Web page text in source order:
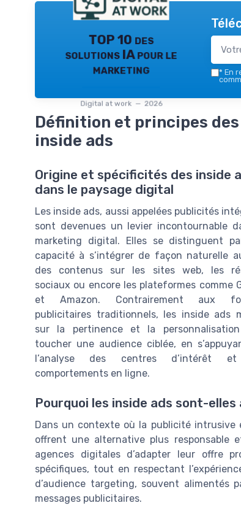
TOP 10 des
solutions IA pour le
marketing
Digital at work — 2026
* En
Définition et principes des
inside ads
Origine et spécificités des inside
dans le paysage digital
Les inside ads, aussi appelées publicités
sont devenues un levier incontournable
marketing digital. Elles se distinguent
capacité à s’intégrer de façon naturelle
des contenus sur les sites web, les
sociaux ou encore les plateformes comme
et Amazon. Contrairement aux
publicitaires traditionnels, les inside ads
sur la pertinence et la
toucher une audience ciblée, en
l’analyse des centres d’intérêt
comportements en ligne.
Pourquoi les inside ads sont-
Dans un contexte où la publicité intrusive
offrent une alternative plus responsable
agences digitales d’adapter leur offre
spécifiques, tout en respectant
d’audience targeting, souvent alimentés
messages publicitaires.